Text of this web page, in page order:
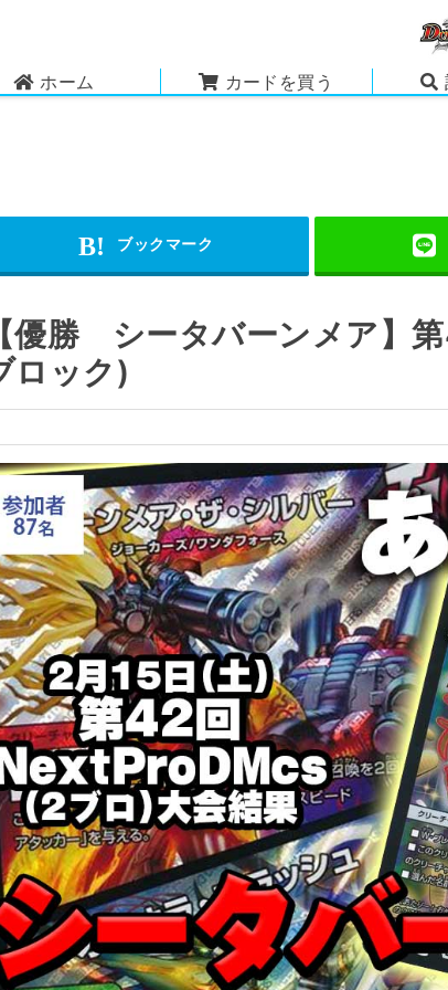
ホーム カードを買う
【優勝 シータバーンメア】
ロック)